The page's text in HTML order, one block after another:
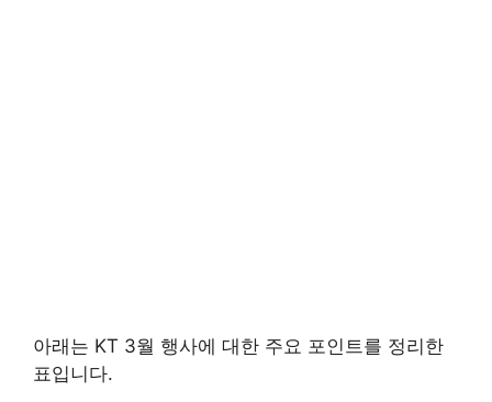
아래는 KT 3월 행사에 대한 주요 포인트를 정리한
표입니다.